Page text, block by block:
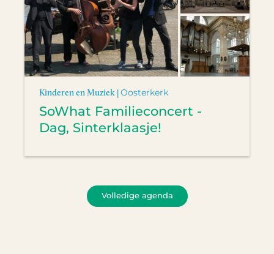
Kinderen en Muziek |Oosterkerk
SoWhat Familieconcert -
Dag, Sinterklaasje!
Volledige agenda